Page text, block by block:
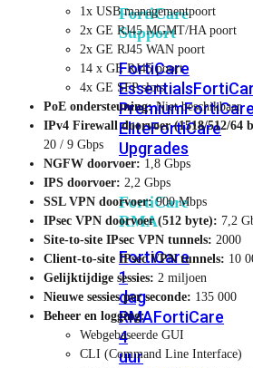
FortiCare
Support
FortiCare
Essentials
PremiumFortiCare
EliteFortiCare
Upgrades
FortiCare
RMA
FortiCare
1
dag
RMAFortiCare
4
uur
1x USB managementpoort
2x GE RJ45 MGMT/HA poort
2x GE RJ45 WAN poort
14 x GE RJ45 poort
4x GE SFP slots
PoE ondersteuning:Niet beschikbaar
IPv4 Firewall doorvoer (1518/512/64
20 / 9 Gbps
NGFW doorvoer: 1,8 Gbps
IPS doorvoer: 2,2 Gbps
SSL VPN doorvoer:900 Mbps
IPsec VPN doorvoer (512 byte): 7,2
Site-to-site IPsec VPN tunnels: 2000
Client-to-site IPsec VPN tunnels: 10
Gelijktijdige sessies: 2 miljoen
Nieuwe sessies per seconde: 135 000
Beheer en logging:
Webgebaseerde GUI
CLI (Command Line Interface)